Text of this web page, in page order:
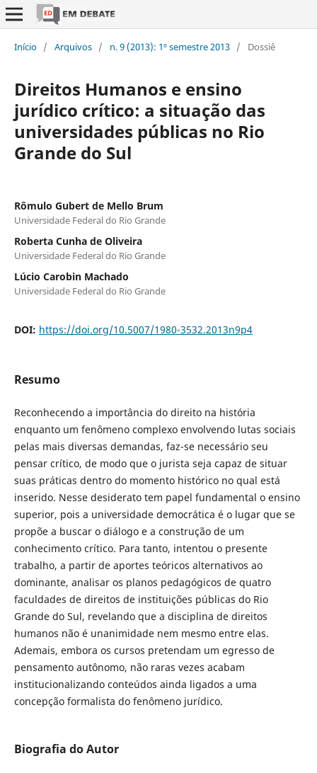
Início / Arquivos / n. 9 (2013): 1º semestre 2013 / Dossiê
Direitos Humanos e ensino
jurídico crítico: a situação das
universidades públicas no Rio
Grande do Sul
Rômulo Gubert de Mello Brum
Universidade Federal do Rio Grande
Roberta Cunha de Oliveira
Universidade Federal do Rio Grande
Lúcio Carobin Machado
Universidade Federal do Rio Grande
DOI: https://doi.org/10.5007/1980-3532.2013n9p4
Resumo
Reconhecendo a importância do direito na história
enquanto um fenômeno complexo envolvendo lutas sociais
pelas mais diversas demandas, faz-se necessário seu
pensar crítico, de modo que o jurista seja capaz de situar
suas práticas dentro do momento histórico no qual está
inserido. Nesse desiderato tem papel fundamental o ensino
superior, pois a universidade democrática é o lugar que se
propõe a buscar o diálogo e a construção de um
conhecimento crítico. Para tanto, intentou o presente
trabalho, a partir de aportes teóricos alternativos ao
dominante, analisar os planos pedagógicos de quatro
faculdades de direitos de instituições públicas do Rio
Grande do Sul, revelando que a disciplina de direitos
humanos não é unanimidade nem mesmo entre elas.
Ademais, embora os cursos pretendam um egresso de
pensamento autônomo, não raras vezes acabam
institucionalizando conteúdos ainda ligados a uma
concepção formalista do fenômeno jurídico.
Biografia do Autor